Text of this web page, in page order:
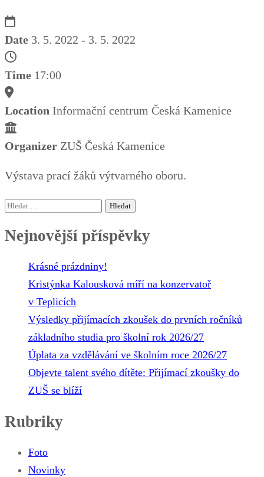
Date 3. 5. 2022 - 3. 5. 2022
Time 17:00
Location Informační centrum Česká Kamenice
Organizer ZUŠ Česká Kamenice
Výstava prací žáků výtvarného oboru.
Vyhledávání
Nejnovější příspěvky
Krásné prázdniny!
Kristýnka Kalousková míří na konzervatoř
v Teplicích
Výsledky přijímacích zkoušek do prvních ročníků
základního studia pro školní rok 2026/27
Úplata za vzdělávání ve školním roce 2026/27
Objevte talent svého dítěte: Přijímací zkoušky do
ZUŠ se blíží
Rubriky
Foto
Novinky